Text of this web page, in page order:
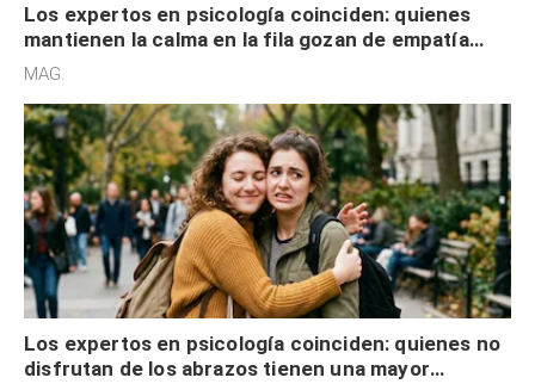
Los expertos en psicología coinciden: quienes
mantienen la calma en la fila gozan de empatía
cognitiva, gratitud y no solo tienen autocontrol
MAG.
Los expertos en psicología coinciden: quienes no
disfrutan de los abrazos tienen una mayor